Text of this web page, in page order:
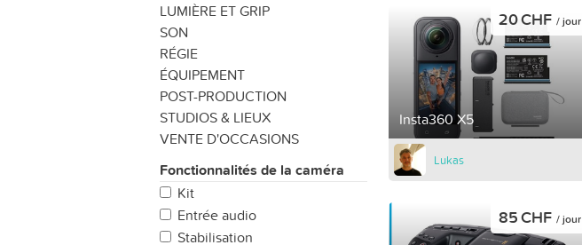
LUMIÈRE ET GRIP
SON
RÉGIE
ÉQUIPEMENT
POST-PRODUCTION
STUDIOS & LIEUX
VENTE D'OCCASIONS
Fonctionnalités de la caméra
Kit
Entrée audio
Stabilisation
Insta360 X5
20 CHF / jour
Lukas
85 CHF / jour